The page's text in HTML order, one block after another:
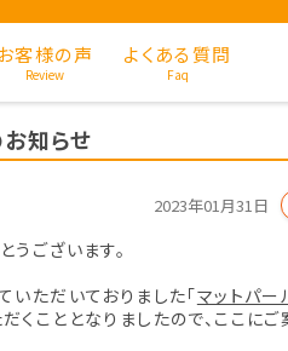
お客様の声
Review
よくある質問
Faq
知らせ
2023年01月31日
ございます。
ただいておりました「マットパー
こととなりましたので、ここにご